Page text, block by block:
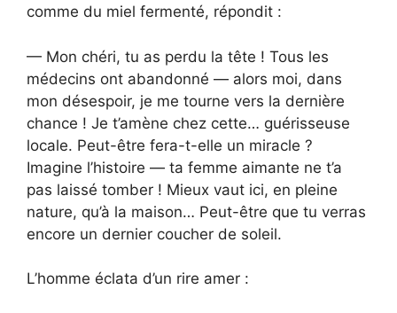
comme du miel fermenté, répondit :
— Mon chéri, tu as perdu la tête ! Tous les
médecins ont abandonné — alors moi, dans
mon désespoir, je me tourne vers la dernière
chance ! Je t’amène chez cette… guérisseuse
locale. Peut-être fera-t-elle un miracle ?
Imagine l’histoire — ta femme aimante ne t’a
pas laissé tomber ! Mieux vaut ici, en pleine
nature, qu’à la maison… Peut-être que tu verras
encore un dernier coucher de soleil.
L’homme éclata d’un rire amer :